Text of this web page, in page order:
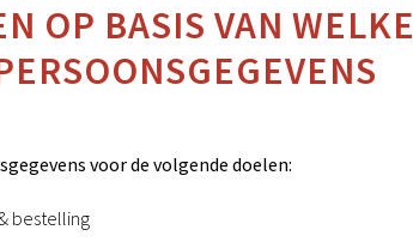
OP BASIS VAN WELKE
voor de volgende doelen:
bestelling